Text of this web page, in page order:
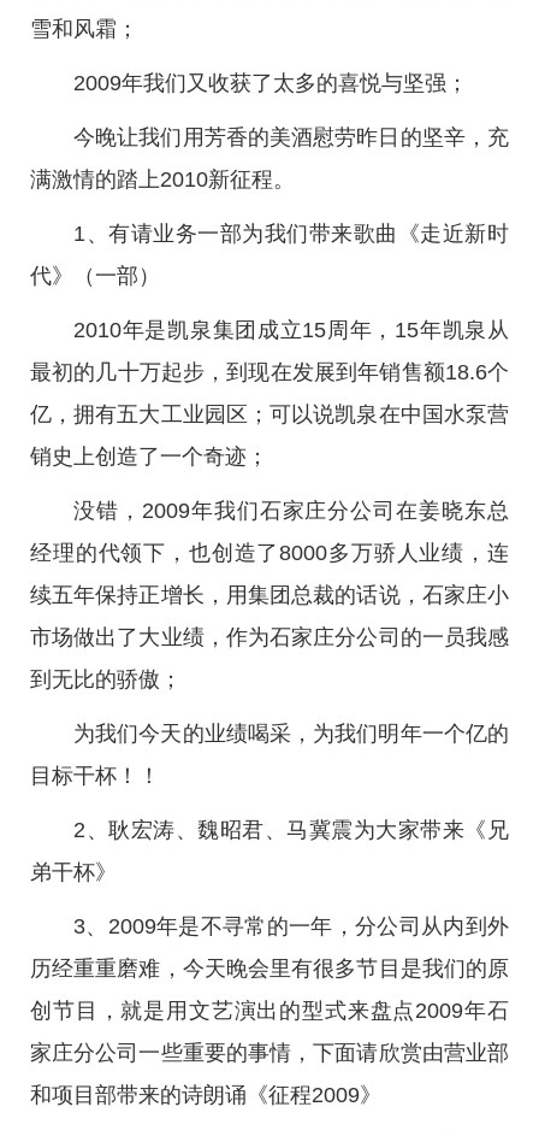
雪和风霜；
2009年我们又收获了太多的喜悦与坚强；
今晚让我们用芳香的美酒慰劳昨日的坚辛，充
满激情的踏上2010新征程。
1、有请业务一部为我们带来歌曲《走近新时
代》（一部）
2010年是凯泉集团成立15周年，15年凯泉从
最初的几十万起步，到现在发展到年销售额18.6个
亿，拥有五大工业园区；可以说凯泉在中国水泵营
销史上创造了一个奇迹；
没错，2009年我们石家庄分公司在姜晓东总
经理的代领下，也创造了8000多万骄人业绩，连
续五年保持正增长，用集团总裁的话说，石家庄小
市场做出了大业绩，作为石家庄分公司的一员我感
到无比的骄傲；
为我们今天的业绩喝采，为我们明年一个亿的
目标干杯！！
2、耿宏涛、魏昭君、马冀震为大家带来《兄
弟干杯》
3、2009年是不寻常的一年，分公司从内到外
历经重重磨难，今天晚会里有很多节目是我们的原
创节目，就是用文艺演出的型式来盘点2009年石
家庄分公司一些重要的事情，下面请欣赏由营业部
和项目部带来的诗朗诵《征程2009》